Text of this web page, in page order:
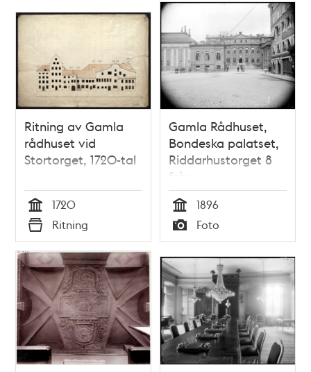
Ritning av Gamla
rådhuset vid
Stortorget, 1720-tal
Tid
1720
Typ
Ritning
Gamla Rådhuset,
Bondeska palatset,
Riddarhustorget 8
från
Storkyrkobrinken
Tid
1896
Typ
Foto